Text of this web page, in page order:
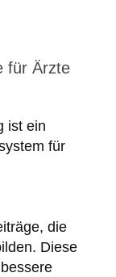
für Ärzte
ist ein
für
die
Diese